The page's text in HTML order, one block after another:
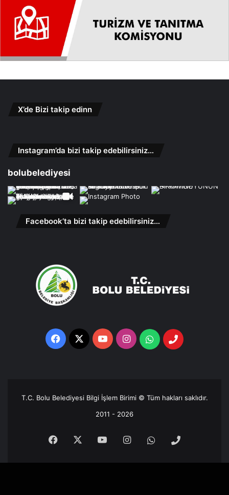
X’de Bizi takip edinn
Instagram’da bizi takip edebilirsiniz…
bolubelediyesi
Facebook’ta bizi takip edebilirsiniz…
Facebook
X YouTubeInstagramWhatsappTelefon
T.C. Bolu Belediyesi Bilgi İşlem Birimi © Tüm hakları saklıdır.
2011 - 2026
Facebook YouTubeInstagramWhatsappTelefon